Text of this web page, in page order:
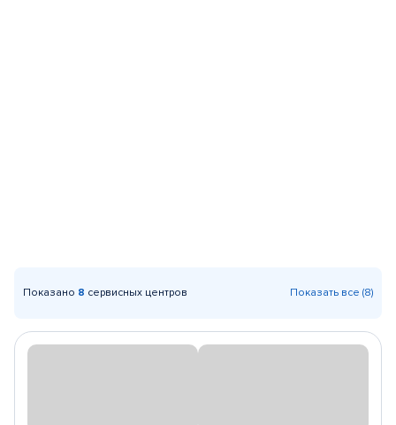
Показано 8 сервисных центров Показать все (8)